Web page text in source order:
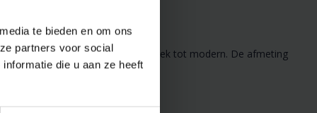
te bieden en om ons
partners voor social
die u aan ze heeft
diverse interieurstijlen, van klassiek tot modern. De afmeting